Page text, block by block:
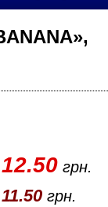
12.50грн.
11.50грн.